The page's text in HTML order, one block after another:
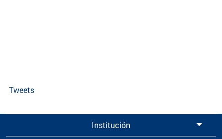
Tweets
Institución